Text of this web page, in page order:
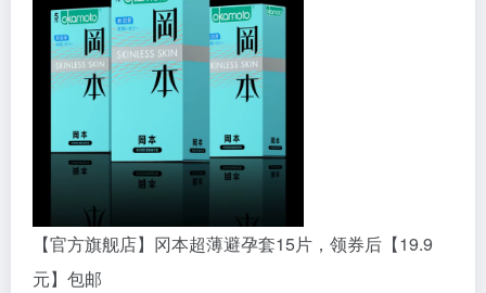
【官方旗舰店】冈本超薄避孕套15片，领券后【19.9
元】包邮